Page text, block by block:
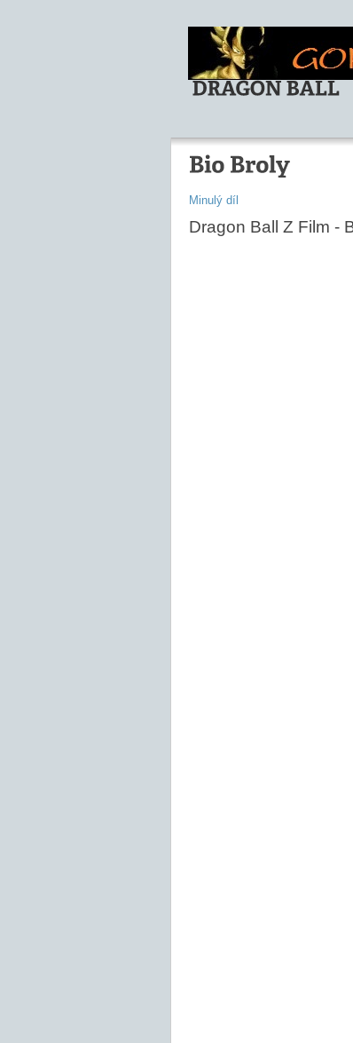
Minulý díl
Dragon Ball Z Film -